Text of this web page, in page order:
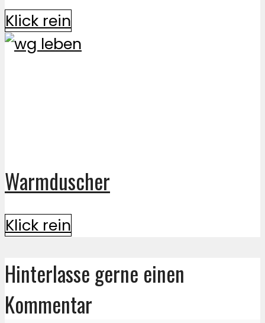
Klick rein
Warmduscher
Klick rein
Hinterlasse gerne einen
Kommentar